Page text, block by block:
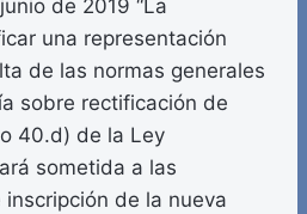
de 2019 “La
una representación
de las normas generales
sobre rectificación de
40.d) de la Ley
sometida a las
de la nueva